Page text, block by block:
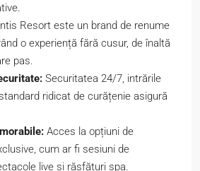
Resort este un brand de renume
o experiență fără cusur, de înaltă
pas.
Securitatea 24/7, intrările
ridicat de curățenie asigură
Acces la opțiuni de
cum ar fi sesiuni de
live și răsfățuri spa.